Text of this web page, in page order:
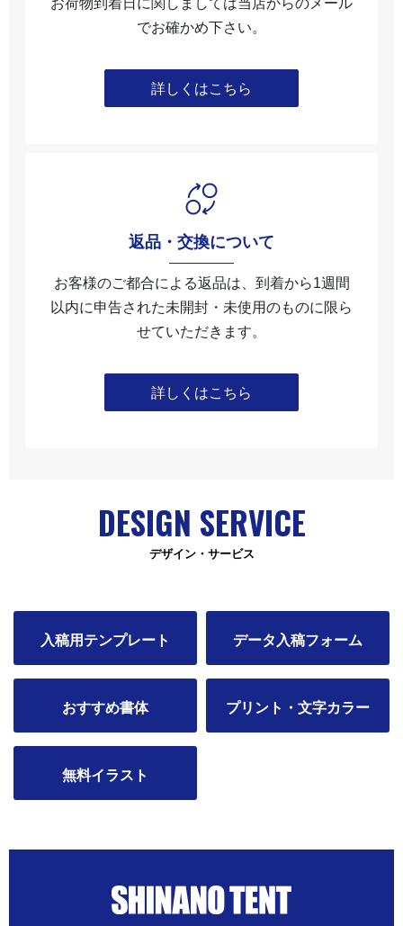
でお確かめ下さい。
詳しくはこちら
返品・交換について
お客様のご都合による返品は、到着から1週間
以内に申告された未開封・未使⽤のものに限ら
せていただきます。
詳しくはこちら
DESIGN SERVICE
デザイン・サービス
入稿用テンプレート データ入稿フォーム
おすすめ書体 プリント・文字カラー
無料イラスト